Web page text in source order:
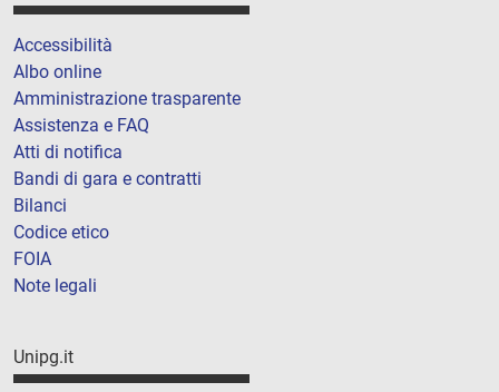
Accessibilità
Albo online
Amministrazione trasparente
Assistenza e FAQ
Atti di notifica
Bandi di gara e contratti
Bilanci
Codice etico
FOIA
Note legali
Unipg.it